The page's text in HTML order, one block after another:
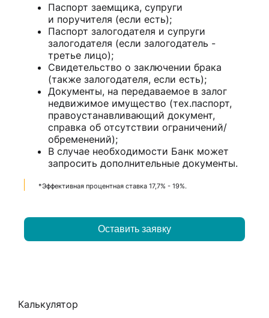
Паспорт заемщика, супруги
и поручителя (если есть);
Паспорт залогодателя и супруги
залогодателя (если залогодатель -
третье лицо);
Свидетельство о заключении брака
(также залогодателя, если есть);
Документы, на передаваемое в залог
недвижимое имущество (тех.паспорт,
правоустанавливающий документ,
справка об отсутствии ограничений/
обременений);
В случае необходимости Банк может
запросить дополнительные документы.
*Эффективная процентная ставка 17,7% - 19%.
Оставить заявку
Калькулятор